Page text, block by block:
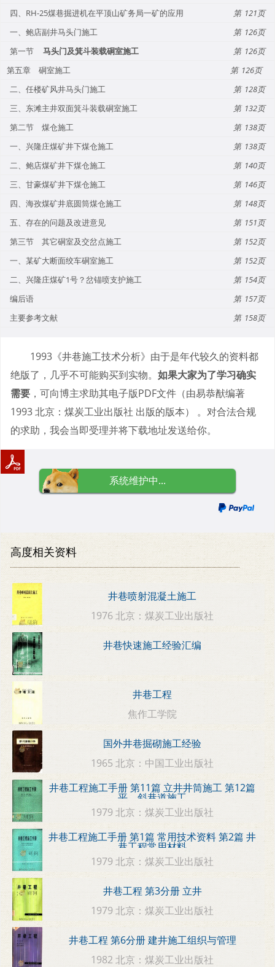
四、RH-25煤巷掘进机在平顶山矿务局一矿的应用
121
一、鲍店副井马头门施工
126
第一节
马头门及箕斗装载硐室施工
126
第五章 硐室施工
126
二、任楼矿风井马头门施工
128
三、东滩主井双面箕斗装载硐室施工
132
第二节 煤仓施工
138
一、兴隆庄煤矿井下煤仓施工
138
二、鲍店煤矿井下煤仓施工
140
三、甘豪煤矿井下煤仓施工
146
四、海孜煤矿井底圆筒煤仓施工
148
五、存在的问题及改进意见
151
第三节 其它硐室及交岔点施工
152
一、某矿大断面绞车硐室施工
152
二、兴隆庄煤矿1号？岔锚喷支护施工
154
编后语
157
主要参考文献
158
1993《井巷施工技术分析》由于是年代较久的资料都
绝版了，几乎不可能购买到实物。 如果大家为了学习确实
需要 ，可向博主求助其电子版PDF文件（由易恭猷编著
1993 北京：煤炭工业出版社 出版的版本） 。对合法合规
的求助，我会当即受理并将下载地址发送给你。
系统维护中...
高度相关资料
井巷喷射混凝土施工
1976 北京：煤炭工业出版社
井巷快速施工经验汇编
井巷工程
焦作工学院
国外井巷掘砌施工经验
1965 北京：中国工业出版社
井巷工程施工手册 第11篇 立井井筒施工 第12篇
平、斜巷道施工
1979 北京：煤炭工业出版社
井巷工程施工手册 第1篇 常用技术资料 第2篇 井
巷工程常用材料
1979 北京：煤炭工业出版社
井巷工程 第3分册 立井
1979 北京：煤炭工业出版社
井巷工程 第6分册 建井施工组织与管理
1982 北京：煤炭工业出版社